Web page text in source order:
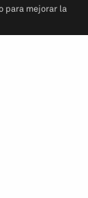
para mejorar la